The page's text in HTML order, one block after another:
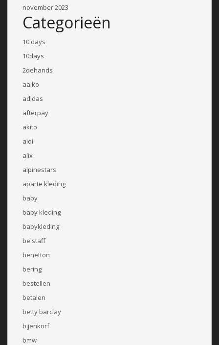
november 2023
Categorieën
10 days
10days
2dehands
aaiko
adidas
afterpay
akito
aldi
alix
alpinestars
aparte kleding
baby
baby kleding
babykleding
belstaff
benetton
bering
bestellen
betalen
betty barclay
bijenkorf
bmw